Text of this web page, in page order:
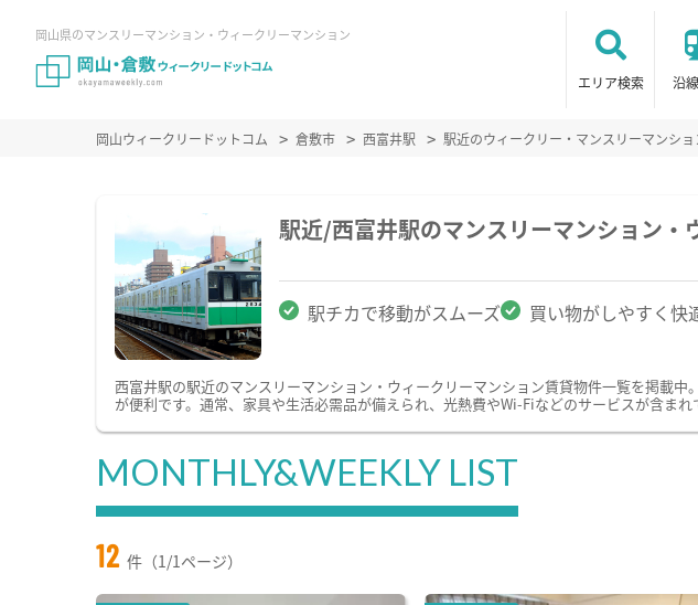
岡山県のマンスリーマンション・ウィークリーマンション
エリア検索 沿
岡山ウィークリードットコム 倉敷市 西富井駅 駅近のウィークリー・マンスリーマンシ
駅近/西富井駅のマンスリーマンション・
駅チカで移動がスムーズ 買い物がしやすく快
西富井駅の駅近のマンスリーマンション・ウィークリーマンション賃貸物件一覧を掲載
が便利です。通常、家具や生活必需品が備えられ、光熱費やWi-Fiなどのサービスが含ま
MONTHLY&WEEKLY LIST
12 件（1/1ページ）